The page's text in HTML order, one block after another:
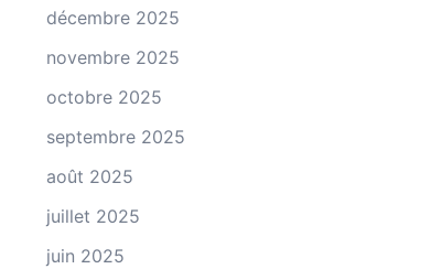
décembre 2025
novembre 2025
octobre 2025
septembre 2025
août 2025
juillet 2025
juin 2025